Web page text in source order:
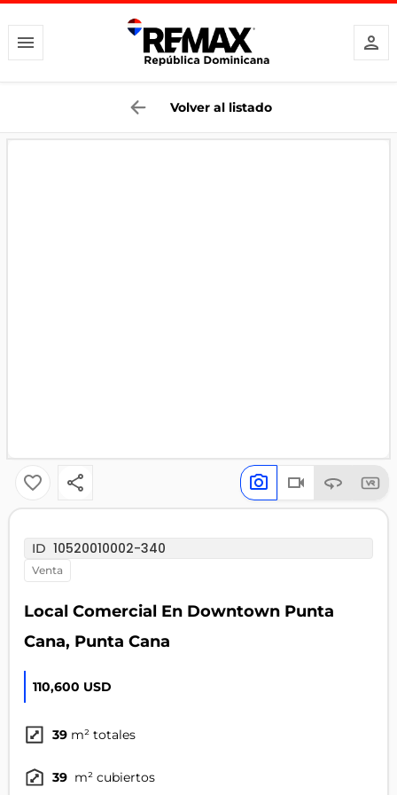
Volver al listado
ID 10520010002-340
venta
Local Comercial En Downtown Punta
Cana, Punta Cana
110,600 USD
39 m² totales
39 m² cubiertos